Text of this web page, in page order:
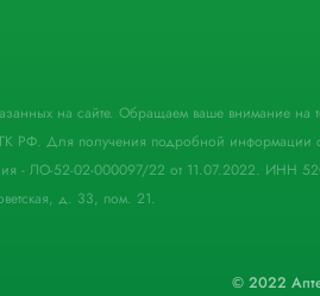
на сайте. Обращаем ваше внимание
РФ. Для получения подробной информации о
- ЛО-52-02-000097/22 от 11.07.2022. ИНН
д. 33, пом. 21.
© 2022